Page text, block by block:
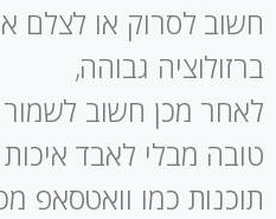
חשוב לסרוק או לצלם
ברזולוציה גבוהה,
לאחר מכן חשוב
טובה מבלי לאבד
תוכנות כמו וואטסאפ